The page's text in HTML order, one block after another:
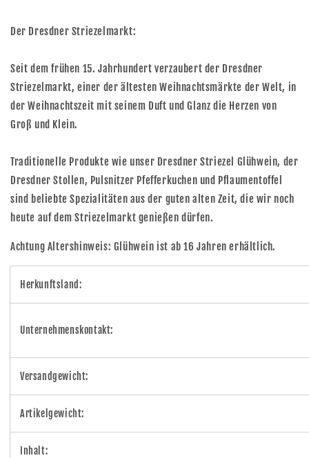
Der Dresdner Striezelmarkt:
Seit dem frühen 15. Jahrhundert verzaubert der Dresdner
Striezelmarkt, einer der ältesten Weihnachtsmärkte der Welt, in
der Weihnachtszeit mit seinem Duft und Glanz die Herzen von
Groß und Klein.
Traditionelle Produkte wie unser Dresdner Striezel Glühwein, der
Dresdner Stollen, Pulsnitzer Pfefferkuchen und Pflaumentoffel
sind beliebte Spezialitäten aus der guten alten Zeit, die wir noch
heute auf dem Striezelmarkt genießen dürfen.
Achtung Altershinweis: Glühwein ist ab 16 Jahren erhältlich.
Herkunftsland:
Unternehmenskontakt:
Versandgewicht:
Artikelgewicht:
Inhalt: